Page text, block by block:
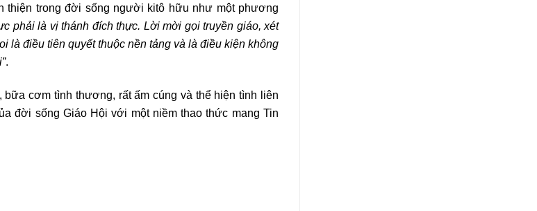
thiện trong đời sống người kitô hữu như một phương
phải là vị thánh đích thực. Lời mời gọi truyền giáo, xét
là điều tiên quyết thuộc nền tảng và là điều kiện không
.
cơm tình thương, rất ấm cúng và thể hiện tình liên
đời sống Giáo Hội với một niềm thao thức mang Tin